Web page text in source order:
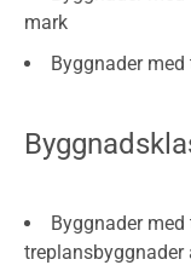
mark
Byggnader
Byggnader
treplansbyggnader